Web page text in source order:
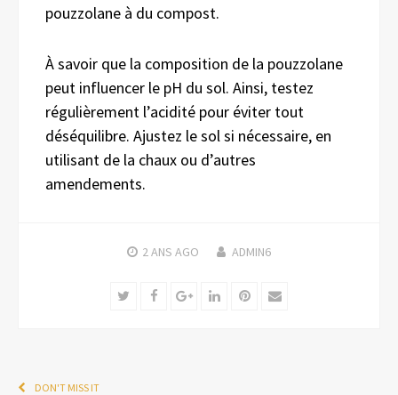
pouzzolane à du compost.
À savoir que la composition de la pouzzolane
peut influencer le pH du sol. Ainsi, testez
régulièrement l’acidité pour éviter tout
déséquilibre. Ajustez le sol si nécessaire, en
utilisant de la chaux ou d’autres
amendements.
2 ANS AGO ADMIN6
TwitterFacebookGoogle+LinkedInPinterest
Email
DON'T MISS IT